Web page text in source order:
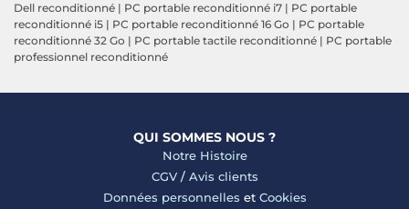
Dell reconditionné | PC portable reconditionné i7 | PC portable
reconditionné i5 | PC portable reconditionné 16 Go | PC portable
reconditionné 32 Go | PC portable tactile reconditionné | PC portable
professionnel reconditionné
QUI SOMMES NOUS ?
Notre Histoire
CGV/ Avis clients
Données personnelles et Cookies